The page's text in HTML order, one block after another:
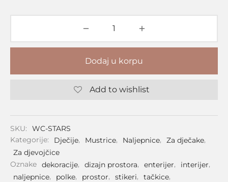
Dodaj u korpu
Add to wishlist
SKU:
WC-STARS
Kategorije:
Dječije, Mustrice, Naljepnice, Za dječake,
Za djevojčice
Oznake dekoracije, dizajn prostora, enterijer, interijer,
naljepnice, polke, prostor, stikeri, tačkice,